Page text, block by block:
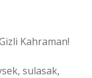
Kahraman!
sulasak,